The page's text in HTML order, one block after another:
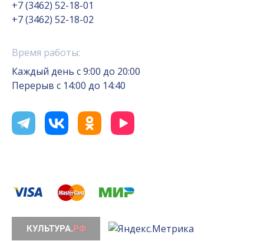
+7 (3462) 52-18-01
+7 (3462) 52-18-02
Время работы:
Каждый день с 9:00 до 20:00
Перерыв с 14:00 до 14:40